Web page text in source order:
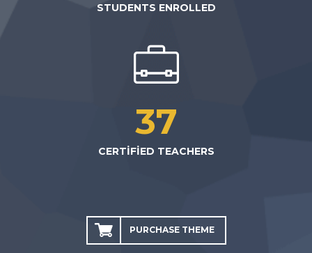
STUDENTS ENROLLED
37
CERTIFIED TEACHERS
PURCHASE THEME